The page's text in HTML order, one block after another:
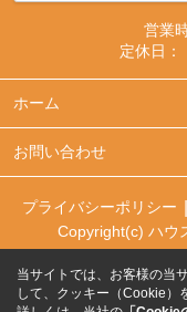
営業
定休日：
ホーム
お問い合わせ
プライバシーポリシー
Copyright(c) ハウ
当サイトでは、お客様の当
して、クッキー（Cookie）